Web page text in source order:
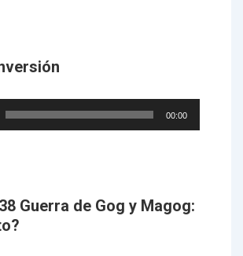
00:00
Guerra de Gog y Magog: